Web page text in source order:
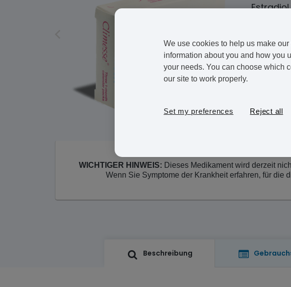
Merigest,
kann, die
Die Zeit zu
WICHTIGER HINWEIS: Dieses Medikament wird derzeit
Wenn Sie Symptome der Krankheit erfahren, für die
Beschreibung
We use cookies to help us make
information about you and how you
your needs. You can choose which
our site to work properly.
Set my preferences Reject all